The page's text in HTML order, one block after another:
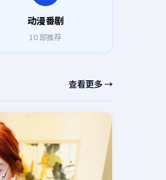
动漫番剧
10部推荐
查看更多 →